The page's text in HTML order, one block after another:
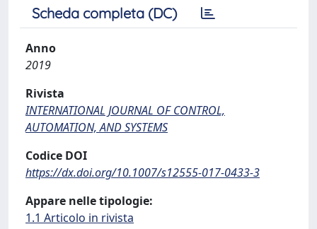
Scheda completa (DC)
Anno
2019
Rivista
INTERNATIONAL JOURNAL OF CONTROL,
AUTOMATION, AND SYSTEMS
Codice DOI
https://dx.doi.org/10.1007/s12555-017-0433-3
Appare nelle tipologie:
1.1 Articolo in rivista